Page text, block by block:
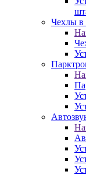
Чехлы в